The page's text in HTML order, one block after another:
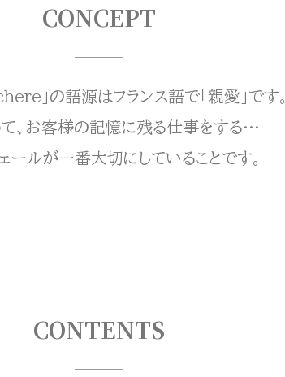
CONCEPT
」の語源はフランス語で「親愛」です。
、お客様の記憶に残る仕事をする…
ールが一番大切にしていることです。
CONTENTS